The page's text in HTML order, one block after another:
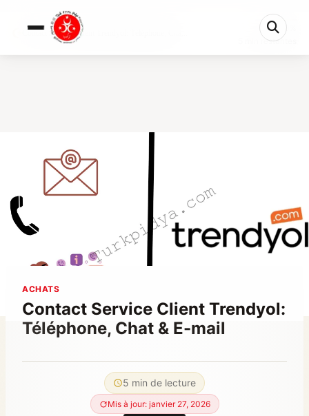
Contact Service Client Trendyol: Téléphone, Cha...
5 min restantes
ACHATS
Contact Service Client Trendyol:
Téléphone, Chat & E-mail
5 min de lecture
Mis à jour: janvier 27, 2026